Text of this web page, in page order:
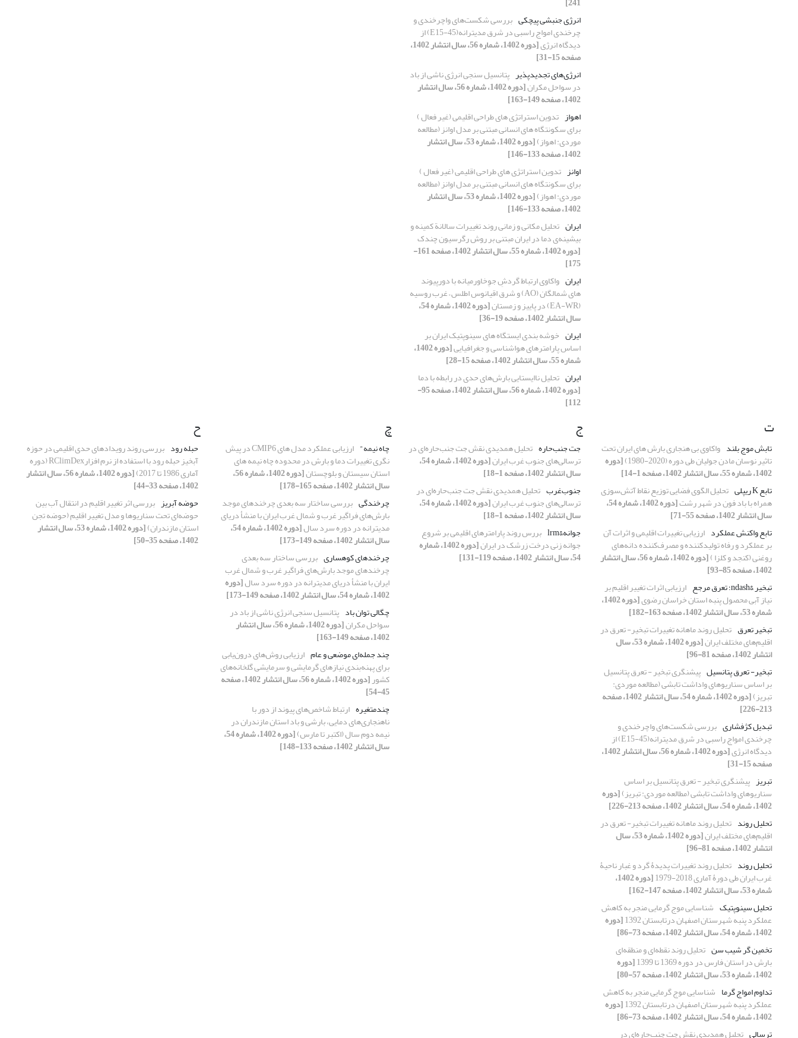
انرژی جنبشی پیچکی بررسی شکست‌های واچرخندی و
چرخندی امواج راسبی در شرق مدیترانه(E15-45) از
دیدگاه انرژی [دوره 1402، شماره 56، سال انتشار 1402،
صفحه 15-31]
انرژی‌های تجدیدپذیر پتانسیل سنجی انرژی ناشی از باد
در سواحل مکران [دوره 1402، شماره 56، سال انتشار
1402، صفحه 149-163]
اهواز تدوین استراتژی های طراحی اقلیمی (غیر فعال )
برای سکونتگاه های انسانی‌ مبتنی بر مدل اوانز (مطالعه
موردی: اهواز) [دوره 1402، شماره 53، سال انتشار
1402، صفحه 133-146]
اوانز تدوین استراتژی های طراحی اقلیمی (غیر فعال )
برای سکونتگاه های انسانی‌ مبتنی بر مدل اوانز (مطالعه
موردی: اهواز) [دوره 1402، شماره 53، سال انتشار
1402، صفحه 133-146]
ایران تحلیل مکانی و زمانی روند تغییرات سالانة کمینه و
بیشینه‌ی دما در ایران مبتنی بر روش رگرسیون چندک
[دوره 1402، شماره 55، سال انتشار 1402، صفحه 161-
175]
ایران واکاوی ارتباط گردشِ جوِخاورمیانه با دورپیوند
های شمالگان (AO) و شرق اقیانوس اطلس – غرب روسیه
(EA-WR) در پاییز و زمستان [دوره 1402، شماره 54،
سال انتشار 1402، صفحه 19-36]
ایران خوشه‏ بندی ایستگاه‏ های سینوپتیک ایران بر
اساس پارامترهای هواشناسی و جغرافیایی [دوره 1402،
شماره 55، سال انتشار 1402، صفحه 15-28]
ایران تحلیل ناایستایی بارش‌های حدی در رابطه با دما
[دوره 1402، شماره 56، سال انتشار 1402، صفحه 95-
112]
ت
تابش موج بلند واکاوی بی هنجاری بارش های ایران تحت
تاثیر نوسان مادن جولیان طی دوره (2020-1980) [دوره
1402، شماره 55، سال انتشار 1402، صفحه 1-14]
تابع K ریپلی
تحلیل الگوی فضایی توزیع نقاط آتش‌سوزی
همراه با باد فون در شهر رشت [دوره 1402، شماره 54،
سال انتشار 1402، صفحه 55-71]
تابع واکنش عملکرد ارزیابی تغییرات اقلیمی و اثرات آن
بر عملکرد و رفاه تولید‌کننده و مصرف‌کننده دانه‌های
روغنی (کنجد و کلزا ) [دوره 1402، شماره 56، سال انتشار
1402، صفحه 85-93]
تبخیر &ndash؛ تعرق مرجع
ارزیابی اثرات تغییر اقلیم بر
نیاز آبی محصول پنبه استان خراسان رضوی [دوره 1402،
شماره 53، سال انتشار 1402، صفحه 163-182]
تبخیر تعرق تحلیل روند ماهانه تغییرات تبخیر- تعرق در
اقلیم‌های مختلف ایران [دوره 1402، شماره 53، سال
انتشار 1402، صفحه 81-96]
تبخیر- تعرق پتانسیل پیشنگری تبخیر - تعرق پتانسیل
بر اساس سناریوهای واداشت تابشی (مطالعه موردی:
تبریز) [دوره 1402، شماره 54، سال انتشار 1402، صفحه
213-226]
تبدیل کژفشاری بررسی شکست‌های واچرخندی و
چرخندی امواج راسبی در شرق مدیترانه(E15-45) از
دیدگاه انرژی [دوره 1402، شماره 56، سال انتشار 1402،
صفحه 15-31]
تبریز پیشنگری تبخیر - تعرق پتانسیل بر اساس
سناریوهای واداشت تابشی (مطالعه موردی: تبریز)[دوره
1402، شماره 54، سال انتشار 1402، صفحه 213-226]
تحلیل روند تحلیل روند ماهانه تغییرات تبخیر- تعرق در
اقلیم‌های مختلف ایران [دوره 1402، شماره 53، سال
انتشار 1402، صفحه 81-96]
تحلیل روند تحلیل روند تغییرات پدیدۀ گرد و غبار ناحیۀ
غرب ایران طی دورۀ آماری 2018-1979 [دوره 1402،
شماره 53، سال انتشار 1402، صفحه 147-162]
تحلیل سینوپتیک شناسایی موج گرمایی منجر به کاهش
عملکرد پنبه شهرستان اصفهان درتابستان 1392 [دوره
1402، شماره 54، سال انتشار 1402، صفحه 73-86]
تخمین گر شیب سن تحلیل روند نقطه‌ای و منطقه‌ای
بارش در استان فارس در دوره 1369 تا 1399 [دوره
1402، شماره 53، سال انتشار 1402، صفحه 57-80]
تداوم امواج گرما شناسایی موج گرمایی منجر به کاهش
عملکرد پنبه شهرستان اصفهان درتابستان 1392 [دوره
1402، شماره 54، سال انتشار 1402، صفحه 73-86]
ترسالی تحلیل همدیدی نقش جت جنب‌حاره‌ای در
ج
جت جنب‌حاره تحلیل همدیدی نقش جت جنب‌حاره‌ای در
ترسالی‌های جنوب غرب ایران [دوره 1402، شماره 54،
سال انتشار 1402، صفحه 1-18]
جنوب‌غرب تحلیل همدیدی نقش جت جنب‌حاره‌ای در
ترسالی‌های جنوب غرب ایران [دوره 1402، شماره 54،
سال انتشار 1402، صفحه 1-18]
جوانه&lrm
بررس روند پارامترهای اقلیمی بر شروع
جوانه زنی درخت زرشک در ایران [دوره 1402، شماره
54، سال انتشار 1402، صفحه 119-131]
چ
چاه نیمه" ارزیابی عملکرد مدل های CMIP6 در پیش
نگری تغییرات دما و بارش در محدوده چاه نیمه های
استان سیستان و بلوچستان [دوره 1402، شماره 56،
سال انتشار 1402، صفحه 165-178]
چرخندگی بررسی ساختار سه ‌بعدی چرخند‌های موجد
بارش‌های فراگیر غرب و شمال غرب ایران با منشأ دریای
مدیترانه در دوره سرد سال [دوره 1402، شماره 54،
سال انتشار 1402، صفحه 149-173]
چرخندهای کوهساری بررسی ساختار سه ‌بعدی
چرخند‌های موجد بارش‌های فراگیر غرب و شمال غرب
ایران با منشأ دریای مدیترانه در دوره سرد سال[دوره
1402، شماره 54، سال انتشار 1402، صفحه 149-173]
چگالی توان باد پتانسیل سنجی انرژی ناشی از باد در
سواحل مکران [دوره 1402، شماره 56، سال انتشار
1402، صفحه 149-163]
چند جمله‌ای موضعی و عام ارزیابی روش‌های درون‌یابی
برای پهنه‌بندی نیازهای گرمایشی و سرمایشی گلخانه‌های
کشور [دوره 1402، شماره 56، سال انتشار 1402، صفحه
45-54]
چندمتغیره ارتباط شاخص‌های پیوند از دور با
ناهنجاری‌های دمایی، بارشی و باد استان مازندران در
نیمه دوم سال (اکتبر تا مارس) [دوره 1402، شماره 54،
سال انتشار 1402، صفحه 133-148]
ح
حبله رود بررسی روند رویدادهای حدی اقلیمی در حوزه
آبخیز حبله رود با استفاده از نرم افزارRClimDex (دوره
آماری 1986 تا 2017) [دوره 1402، شماره 56، سال انتشار
1402، صفحه 33-44]
حوضه آبریز بررسی اثر تغییر اقلیم در انتقال آب بین
حوضه‌ای تحت سناریوها و مدل تغییر اقلیم (حوضه تجن
استان مازندران) [دوره 1402، شماره 53، سال انتشار
1402، صفحه 35-50]